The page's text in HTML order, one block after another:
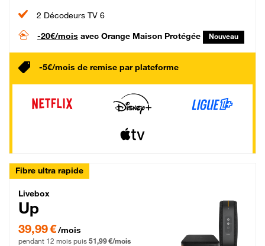
2 Décodeurs TV 6
-20€/mois avec Orange Maison Protégée Nouveau
-5€/mois de remise par plateforme
Fibre ultra rapide
Livebox Up Fibre
Livebox
Up
39,99 € par mois pendant 12 mois puis 51,99 € par mois, Engagement 12 mois
39,99 €/mois
pendant 12 mois puis 51,99 €/mois